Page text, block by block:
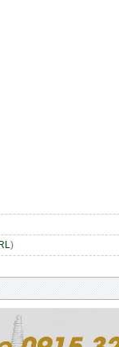
)